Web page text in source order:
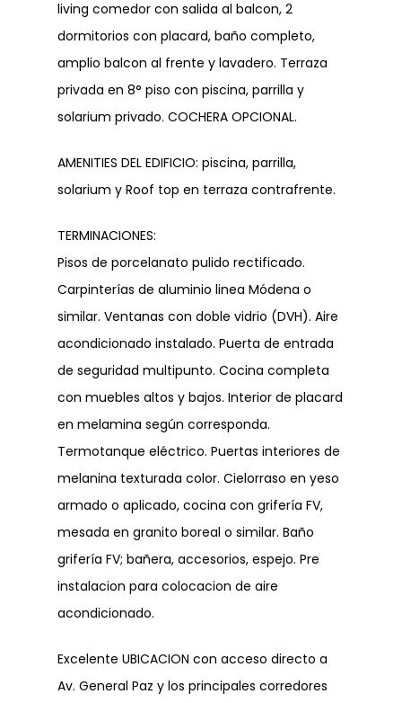
living comedor con salida al balcon, 2
dormitorios con placard, baño completo,
amplio balcon al frente y lavadero. Terraza
privada en 8° piso con piscina, parrilla y
solarium privado. COCHERA OPCIONAL.
AMENITIES DEL EDIFICIO: piscina, parrilla,
solarium y Roof top en terraza contrafrente.
TERMINACIONES:
Pisos de porcelanato pulido rectificado.
Carpinterías de aluminio linea Módena o
similar. Ventanas con doble vidrio (DVH). Aire
acondicionado instalado. Puerta de entrada
de seguridad multipunto. Cocina completa
con muebles altos y bajos. Interior de placard
en melamina según corresponda.
Termotanque eléctrico. Puertas interiores de
melanina texturada color. Cielorraso en yeso
armado o aplicado, cocina con grifería FV,
mesada en granito boreal o similar. Baño
grifería FV; bañera, accesorios, espejo. Pre
instalacion para colocacion de aire
acondicionado.
Excelente UBICACION con acceso directo a
Av. General Paz y los principales corredores
FINALIZADOS
ALQUILERES
CONTACTO
Dejanos tu CV